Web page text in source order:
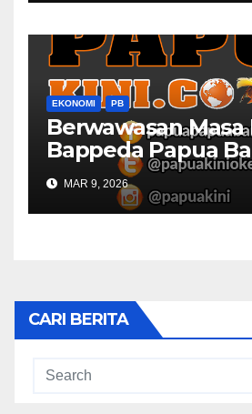
EKONOMI PB
Berwawasan Masa
Bappeda Papua
Konsultasi Publik
MAR 9, 2026
CARI BERITA